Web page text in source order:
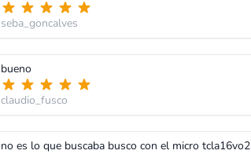
seba_goncalves
bueno
claudio_fusco
no es lo que buscaba busco con el micro tcla16vo2